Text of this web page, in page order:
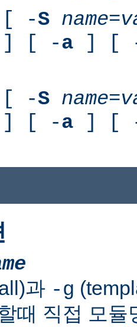
[ -S name=
] [ -a ] [
[ -S name=
] [ -a ] [
과 -g
때 직접 모듈